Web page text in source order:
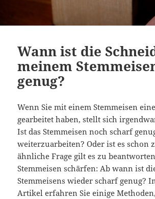
Wann ist die
meinem
genug?
Wenn Sie mit einem Stemmeisen
gearbeitet haben, stellt sich
Ist das Stemmeisen noch scharf
weiterzuarbeiten? Oder ist es schon
ähnliche Frage gilt es zu
Stemmeisen schärfen: Ab wann ist
Stemmeisens wieder scharf genug?
Artikel erfahren Sie einige